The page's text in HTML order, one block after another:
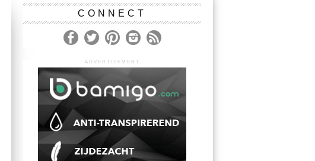
CONNECT
ADVERTISEMENT